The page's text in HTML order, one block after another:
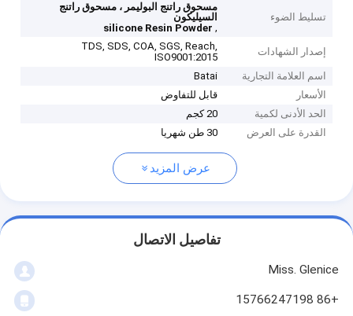
تسليط الضوء
مسحوق راتنج البوليمر ، مسحوق راتنج
السيليكون
,
silicone Resin Powder
إصدار الشهادات
TDS, SDS, COA, SGS, Reach,
ISO9001:2015
اسم العلامة التجارية
Batai
الأسعار
قابل للتفاوض
الحد الأدنى لكمية
20 كجم
القدرة على العرض
30 طن شهريا
عرض المزيد
تفاصيل الاتصال
Miss. Glenice
+86 15766247198